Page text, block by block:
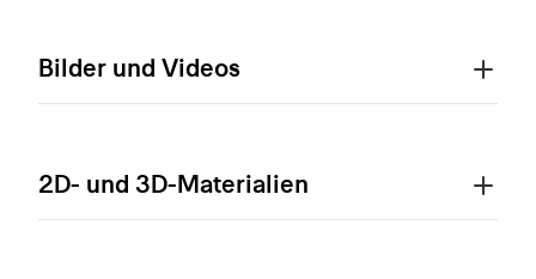
Bilder und Videos
2D- und 3D-Materialien